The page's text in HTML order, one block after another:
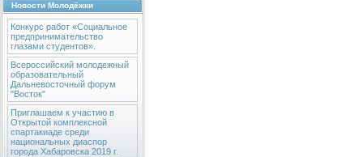
Новости Молодёжки
Конкурс работ «Социальное
предпринимательство
глазами студентов».
Всероссийский молодежный
образовательный
Дальневосточный форум
"Восток"
Приглашаем к участию в
Открытой комплексной
спартакиаде среди
национальных диаспор
города Хабаровска 2019 г.